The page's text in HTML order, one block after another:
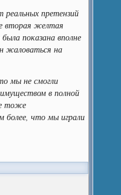
претензий
вторая желтая
показана вполне
жаловаться на
мы не смогли
в полной
тоже
более, что мы играли